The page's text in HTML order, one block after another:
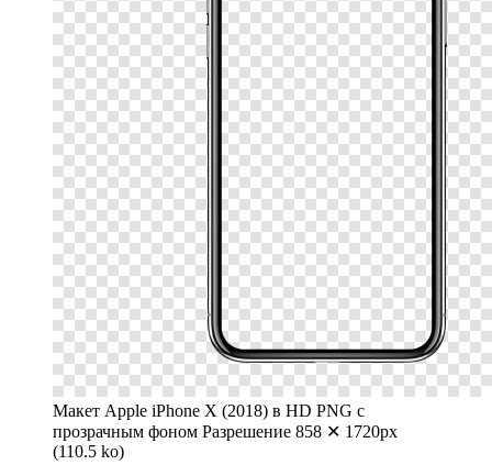
Макет Apple iPhone X (2018) в HD PNG с
прозрачным фоном Разрешение 858 ✕ 1720px
(110.5 ko)